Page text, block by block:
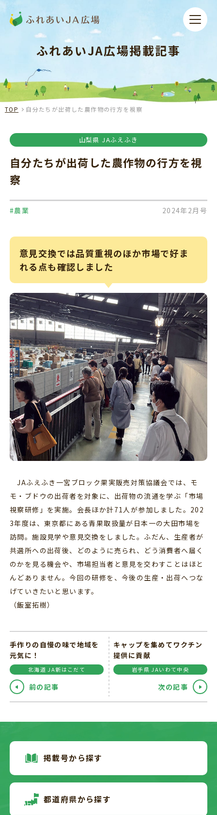
ふれあいJA広場掲載記事
TOP 自分たちが出荷した農作物の行方を視察
山梨県 JAふえふき
自分たちが出荷した農作物の行方を視
察
#農業 2024年2月号
意見交換では品質重視のほか市場で好ま
れる点も確認しました
JAふえふき一宮ブロック果実販売対策協議会では、モ
モ・ブドウの出荷者を対象に、出荷物の流通を学ぶ「市場
視察研修」を実施。会長ほか計71人が参加しました。202
3年度は、東京都にある青果取扱量が日本一の大田市場を
訪問。施設見学や意見交換をしました。ふだん、生産者が
共選所への出荷後、どのように売られ、どう消費者へ届く
のかを見る機会や、市場担当者と意見を交わすことはほと
んどありません。今回の研修を、今後の生産・出荷へつな
げていきたいと思います。
（飯室拓樹）
手作りの自慢の味で地域を
元気に！
北海道 JA新はこだて
前の記事
キャップを集めてワクチン
提供に貢献
岩手県 JAいわて中央
次の記事
掲載号から探す
都道府県から探す